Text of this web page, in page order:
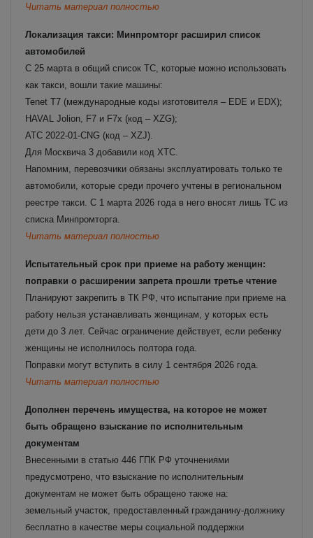
Читать материал полностью
Локализация такси: Минпромторг расширил список
автомобилей
С 25 марта в общий список ТС, которые можно использовать
как такси, вошли такие машины:
Tenet T7 (международные коды изготовителя – EDE и EDX);
HAVAL Jolion, F7 и F7x (код – XZG);
АТС 2022-01-CNG (код – XZJ).
Для Москвича 3 добавили код XTC.
Напомним, перевозчики обязаны эксплуатировать только те
автомобили, которые среди прочего учтены в региональном
реестре такси. С 1 марта 2026 года в него вносят лишь ТС из
списка Минпромторга.
Читать материал полностью
Испытательный срок при приеме на работу женщин:
поправки о расширении запрета прошли третье чтение
Планируют закрепить в ТК РФ, что испытание при приеме на
работу нельзя устанавливать женщинам, у которых есть
дети до 3 лет. Сейчас ограничение действует, если ребенку
женщины не исполнилось полтора года.
Поправки могут вступить в силу 1 сентября 2026 года.
Читать материал полностью
Дополнен перечень имущества, на которое не может
быть обращено взыскание по исполнительным
документам
Внесенными в статью 446 ГПК РФ уточнениями
предусмотрено, что взыскание по исполнительным
документам не может быть обращено также на:
земельный участок, предоставленный гражданину-должнику
бесплатно в качестве меры социальной поддержки